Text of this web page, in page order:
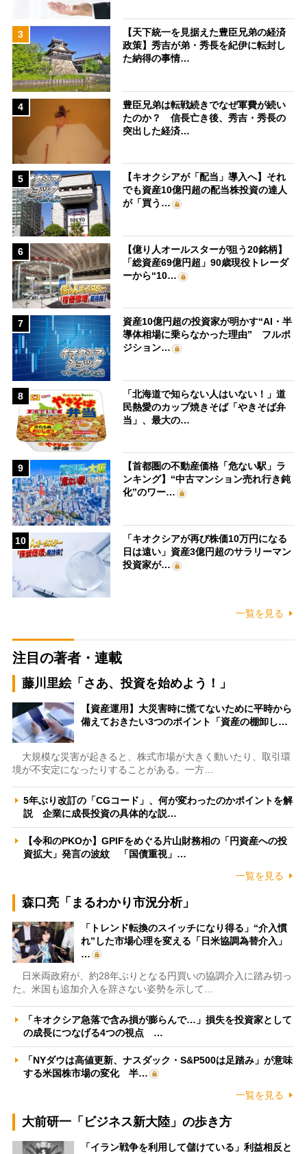
3
【天下統一を見据えた豊臣兄弟の経済
政策】秀吉が弟・秀長を紀伊に転封し
た納得の事情…
4
豊臣兄弟は転戦続きでなぜ軍費が続い
たのか？ 信長亡き後、秀吉・秀長の
突出した経済…
5
【キオクシアが「配当」導入へ】それ
でも資産10億円超の配当株投資の達人
が「買う…
6
【億り人オールスターが狙う20銘柄】
「総資産69億円超」90歳現役トレーダ
ーから“10…
7
資産10億円超の投資家が明かす“AI・半
導体相場に乗らなかった理由” フルポ
ジション…
8
「北海道で知らない人はいない！」道
民熱愛のカップ焼きそば「やきそば弁
当」、最大の…
9
【首都圏の不動産価格「危ない駅」ラ
ンキング】“中古マンション売れ行き鈍
化”のワー…
10
「キオクシアが再び株価10万円になる
日は遠い」資産3億円超のサラリーマン
投資家が…
一覧を見る
注目の著者・連載
藤川里絵「さあ、投資を始めよう！」
【資産運用】大災害時に慌てないために平時から
備えておきたい3つのポイント「資産の棚卸し…
大規模な災害が起きると、株式市場が大きく動いたり、取引環
境が不安定になったりすることがある。一方…
5年ぶり改訂の「CGコード」、何が変わったのかポイントを解
説 企業に成長投資の具体的な説…
【令和のPKOか】GPIFをめぐる片山財務相の「円資産への投
資拡大」発言の波紋 「国債重視」…
一覧を見る
森口亮「まるわかり市況分析」
「トレンド転換のスイッチになり得る」“介入慣
れ”した市場心理を変える「日米協調為替介入」
…
日米両政府が、約28年ぶりとなる円買いの協調介入に踏み切っ
た。米国も追加介入を辞さない姿勢を示して…
「キオクシア急落で含み損が膨らんで…」損失を投資家として
の成長につなげる4つの視点 …
「NYダウは高値更新、ナスダック・S&P500は足踏み」が意味
する米国株市場の変化 半…
一覧を見る
大前研一「ビジネス新大陸」の歩き方
「イラン戦争を利用して儲けている」利益相反と